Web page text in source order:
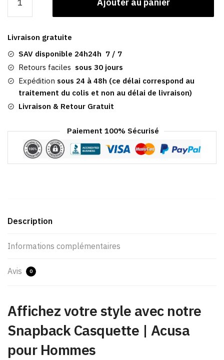
Snapback
|
Acusa
Ajouter au panier
Livraison gratuite
SAV disponible 24h24h 7 / 7
Retours faciles sous 30 jours
Expédition sous 24 à 48h (ce délai correspond au
traitement du colis et non au délai de livraison)
Livraison & Retour Gratuit
Paiement 100% Sécurisé
Description
Informations complémentaires
Avis 0
Affichez votre style avec notre
Snapback Casquette​ | Acusa
pour Hommes